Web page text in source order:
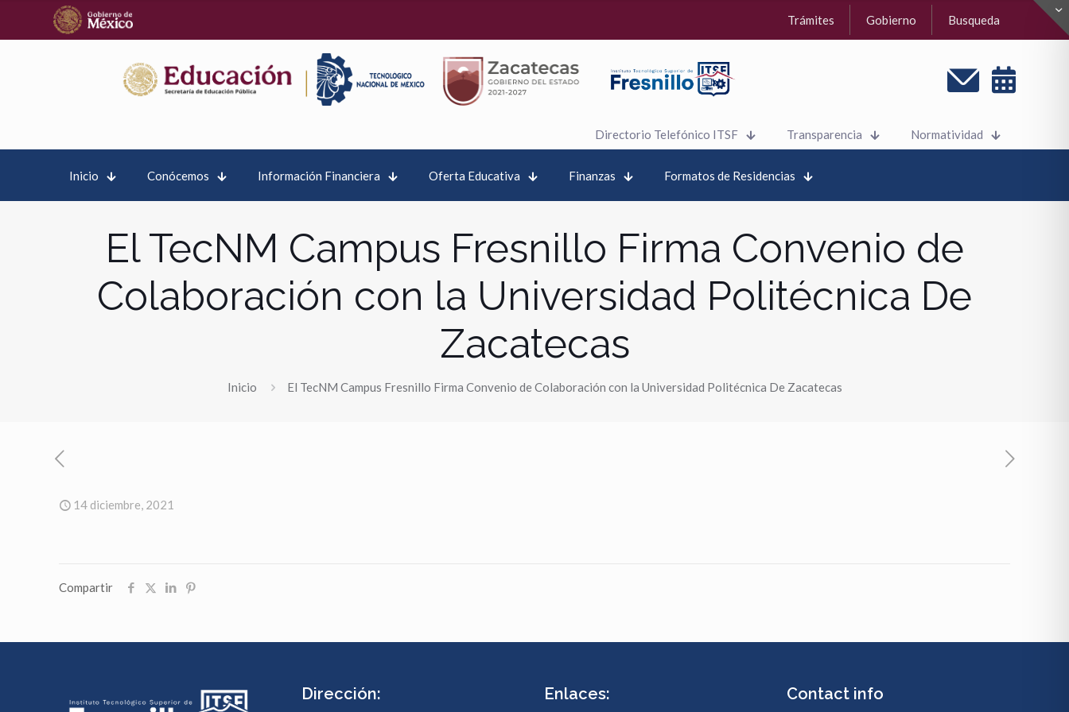
Trámites Gobierno Busqueda
Directorio Telefónico ITSF Transparencia Normatividad
Inicio Conócemos Información Financiera Oferta Educativa Finanzas Formatos de Residencias
El TecNM Campus Fresnillo Firma Convenio de
Colaboración con la Universidad Politécnica De
Zacatecas
Inicio El TecNM Campus Fresnillo Firma Convenio de Colaboración con la Universidad Politécnica De Zacatecas
14 diciembre, 2021
Compartir
Dirección: Enlaces: Contact info